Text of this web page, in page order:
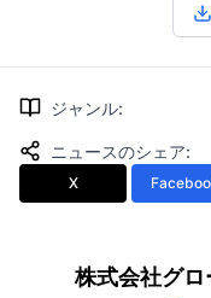
ジャンル:
ニュースのシェア:
X
株式会社グ